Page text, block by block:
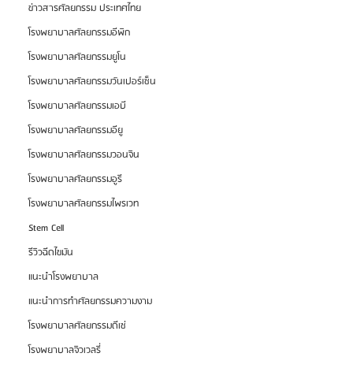
ข่าวสารศัลยกรรม ประเทศไทย
โรงพยาบาลศัลยกรรมอีพิก
โรงพยาบาลศัลยกรรมยูโน
โรงพยาบาลศัลยกรรมวันเปอร์เซ็น
โรงพยาบาลศัลยกรรมเอบี
โรงพยาบาลศัลยกรรมอียู
โรงพยาบาลศัลยกรรมวอนจิน
โรงพยาบาลศัลยกรรมอูรี
โรงพยาบาลศัลยกรรมไพรเวท
Stem Cell
รีวิวฉีดไขมัน
แนะนำโรงพยาบาล
แนะนำการทำศัลยกรรมความงาม
โรงพยาบาลศัลยกรรมดีเซ่
โรงพยาบาลจิวเวลรี่